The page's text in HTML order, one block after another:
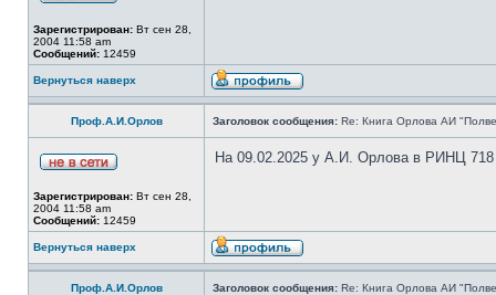
Зарегистрирован: Вт сен 28,
2004 11:58 am
Сообщений: 12459
Вернуться наверх
Проф.А.И.Орлов Заголовок сообщения: Re: Книга Орлова АИ
Зарегистрирован: Вт сен 28,
2004 11:58 am
Сообщений: 12459
На 09.02.2025 у А.И. Орлова в РИНЦ 718
Вернуться наверх
Проф.А.И.Орлов Заголовок сообщения: Re: Книга Орлова АИ